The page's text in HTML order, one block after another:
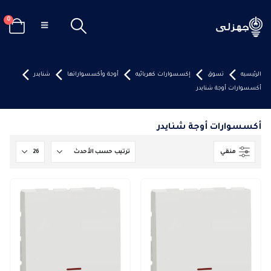
0
الرئيسيه تسوق إكسسوارات كهربائيه أوجة وأكسسواراتها شنايدر
أكسسوارات أوجة شنايدر
أكسسوارات أوجة شنايدر
منقي